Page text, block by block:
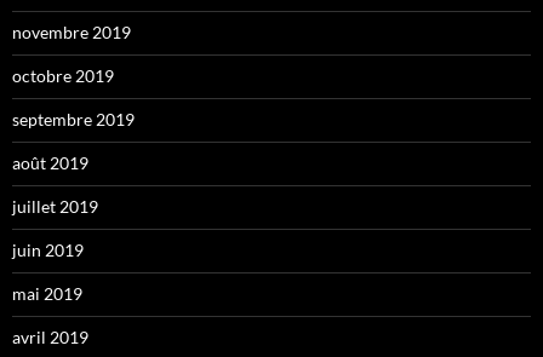
novembre 2019
octobre 2019
septembre 2019
août 2019
juillet 2019
juin 2019
mai 2019
avril 2019